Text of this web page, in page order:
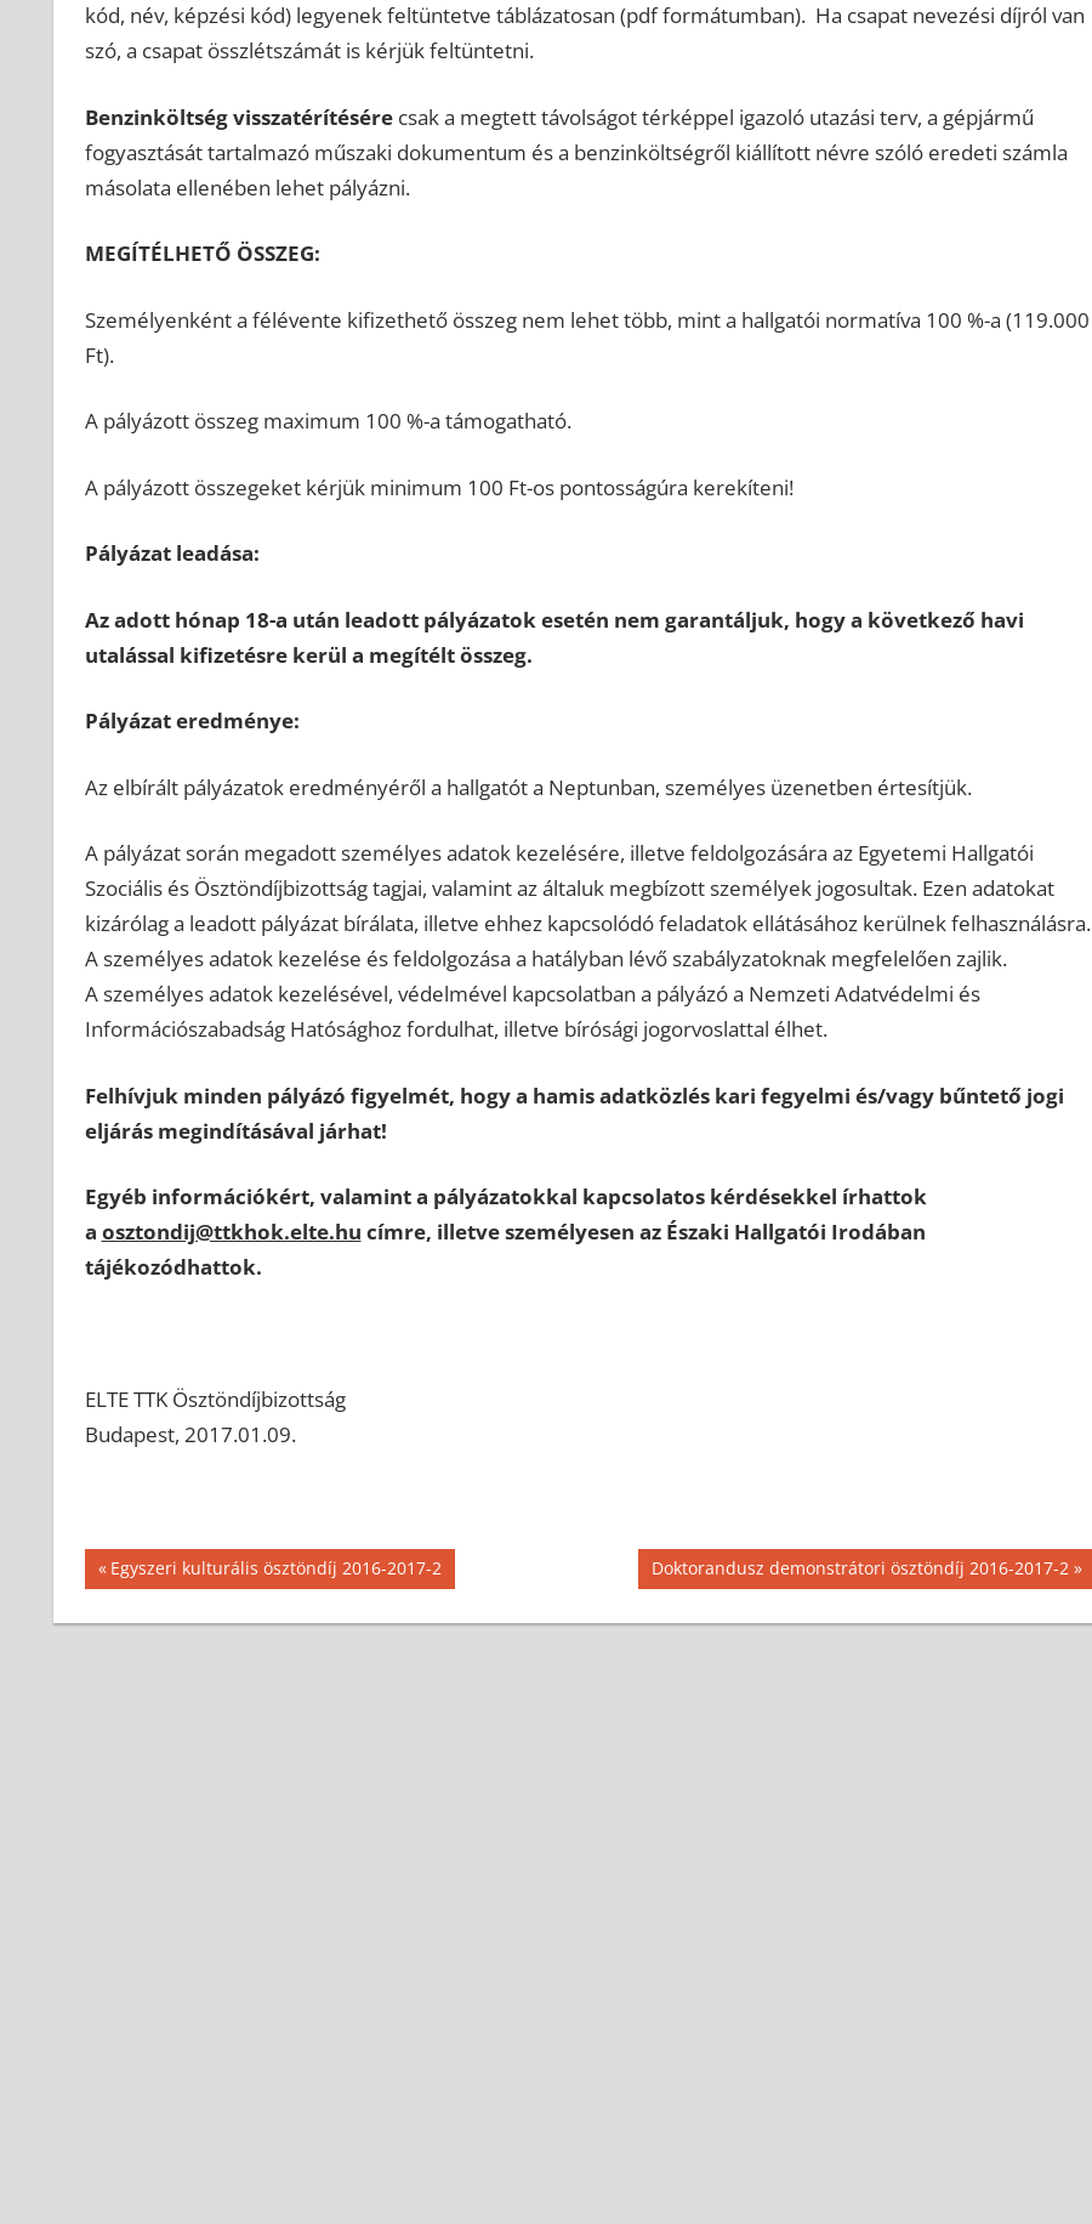
kód, név, képzési kód) legyenek feltüntetve táblázatosan (pdf formátumban). Ha csapat nevezési díjról van
szó, a csapat összlétszámát is kérjük feltüntetni.
Benzinköltség visszatérítésérecsak a megtett távolságot térképpel igazoló utazási terv, a gépjármű
fogyasztását tartalmazó műszaki dokumentum és a benzinköltségről kiállított névre szóló eredeti számla
másolata ellenében lehet pályázni.
MEGÍTÉLHETŐ ÖSSZEG:
Személyenként a félévente kifizethető összeg nem lehet több, mint a hallgatói normatíva 100 %-a (119.000
Ft).
A pályázott összeg maximum 100 %-a támogatható.
A pályázott összegeket kérjük minimum 100 Ft-os pontosságúra kerekíteni!
Pályázat leadása:
Az adott hónap 18-a után leadott pályázatok esetén nem garantáljuk, hogy a következő havi
utalással kifizetésre kerül a megítélt összeg.
Pályázat eredménye:
Az elbírált pályázatok eredményéről a hallgatót a Neptunban, személyes üzenetben értesítjük.
A pályázat során megadott személyes adatok kezelésére, illetve feldolgozására az Egyetemi Hallgatói
Szociális és Ösztöndíjbizottság tagjai, valamint az általuk megbízott személyek jogosultak. Ezen adatokat
kizárólag a leadott pályázat bírálata, illetve ehhez kapcsolódó feladatok ellátásához kerülnek felhasználásra.
A személyes adatok kezelése és feldolgozása a hatályban lévő szabályzatoknak megfelelően zajlik.
A személyes adatok kezelésével, védelmével kapcsolatban a pályázó a Nemzeti Adatvédelmi és
Információszabadság Hatósághoz fordulhat, illetve bírósági jogorvoslattal élhet.
Felhívjuk minden pályázó figyelmét, hogy a hamis adatközlés kari fegyelmi és/vagy bűntető jogi
eljárás megindításával járhat!
Egyéb információkért, valamint a pályázatokkal kapcsolatos kérdésekkel írhattok
a osztondij@ttkhok.elte.hu címre, illetve személyesen az Északi Hallgatói Irodában
tájékozódhattok.
ELTE TTK Ösztöndíjbizottság
Budapest, 2017.01.09.
Bejegyzés
navigáció
Previous
Post:
Egyszeri kulturális ösztöndíj 2016-2017-2
Next
Post:
Doktorandusz demonstrátori ösztöndíj 2016-2017-2